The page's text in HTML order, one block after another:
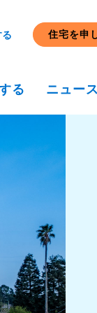
住宅を申
る ニュース